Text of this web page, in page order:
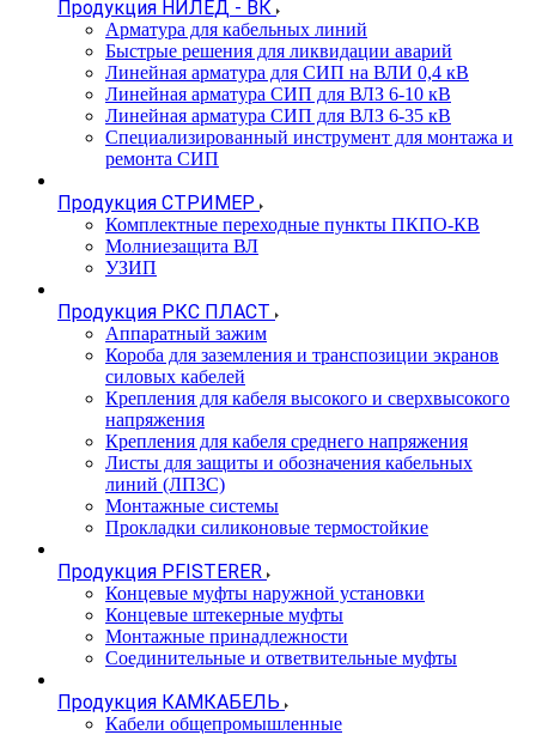
Продукция НИЛЕД - ВК
Арматура для кабельных линий
Быстрые решения для ликвидации аварий
Линейная арматура для СИП на ВЛИ 0,4 кВ
Линейная арматура СИП для ВЛЗ 6-10 кВ
Линейная арматура СИП для ВЛЗ 6-35 кВ
Специализированный инструмент для монтажа и
ремонта СИП
Продукция СТРИМЕР
Комплектные переходные пункты ПКПО-КВ
Молниезащита ВЛ
УЗИП
Продукция РКС ПЛАСТ
Аппаратный зажим
Короба для заземления и транспозиции экранов
силовых кабелей
Крепления для кабеля высокого и сверхвысокого
напряжения
Крепления для кабеля среднего напряжения
Листы для защиты и обозначения кабельных
линий (ЛПЗС)
Монтажные системы
Прокладки силиконовые термостойкие
Продукция PFISTERER
Концевые муфты наружной установки
Концевые штекерные муфты
Монтажные принадлежности
Соединительные и ответвительные муфты
Продукция КАМКАБЕЛЬ
Кабели общепромышленные